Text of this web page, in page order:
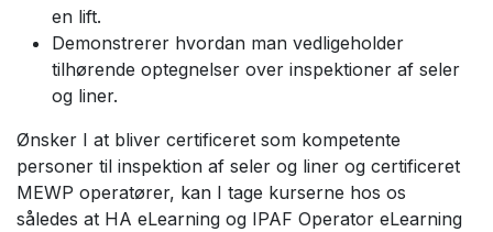
en lift.
Demonstrerer hvordan man vedligeholder
tilhørende optegnelser over inspektioner af seler
og liner.
Ønsker I at bliver certificeret som kompetente
personer til inspektion af seler og liner og certificeret
MEWP operatører, kan I tage kurserne hos os
således at HA eLearning og IPAF Operator eLearning